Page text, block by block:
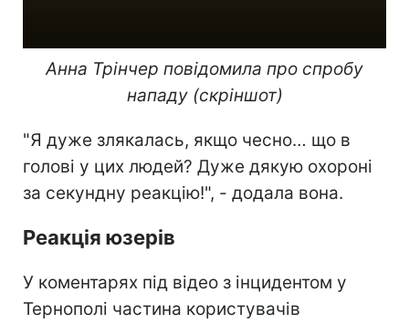
Анна Трінчер повідомила про спробу
нападу (скріншот)
"Я дуже злякалась, якщо чесно… що в
голові у цих людей? Дуже дякую охороні
за секундну реакцію!", - додала вона.
Реакція юзерів
У коментарях під відео з інцидентом у
Тернополі частина користувачів